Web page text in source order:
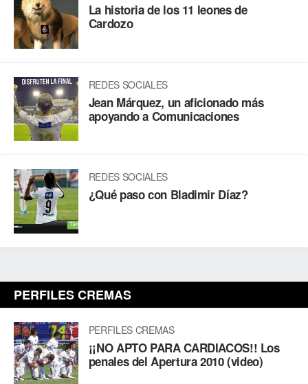
La historia de los 11 leones de
Cardozo
REDES SOCIALES
Jean Márquez, un aficionado más
apoyando a Comunicaciones
REDES SOCIALES
¿Qué paso con Bladimir Díaz?
PERFILES CREMAS
PERFILES CREMAS
¡¡NO APTO PARA CARDIACOS!! Los
penales del Apertura 2010 (video)